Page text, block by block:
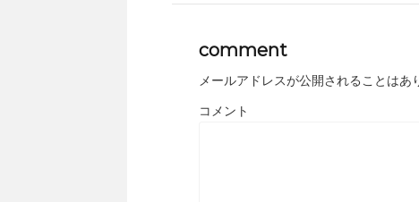
comment
メールアドレスが公開されることはあ
コメント